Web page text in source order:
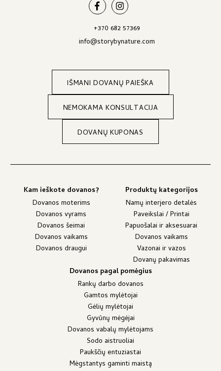
+370 682 57369
info@storybynature.com
IŠMANI DOVANŲ PAIEŠKA
NEMOKAMA KONSULTACIJA
DOVANŲ KUPONAS
Kam ieškote dovanos?
Dovanos moterims
Dovanos vyrams
Dovanos šeimai
Dovanos vaikams
Dovanos draugui
Produktų kategorijos
Namų interjero detalės
Paveikslai / Printai
Papuošalai ir aksesuarai
Dovanos vaikams
Vazonai ir vazos
Dovanų pakavimas
Dovanos pagal pomėgius
Rankų darbo dovanos
Gamtos mylėtojai
Gėlių mylėtojai
Gyvūnų mėgėjai
Dovanos vabalų mylėtojams
Sodo aistruoliai
Paukščių entuziastai
Mėgstantys gaminti maistą